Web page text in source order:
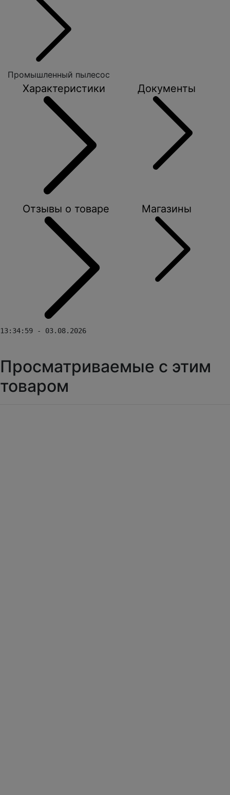
Промышленный пылесос
Характеристики Документы
Отзывы о товаре Магазины
13:34:59 - 03.08.2026
Просматриваемые с этим
товаром